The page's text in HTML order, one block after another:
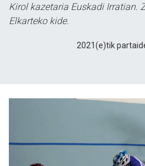
Kirol kazetaria Euskadi Irratian.
Elkarteko kide.
2021(e)tik